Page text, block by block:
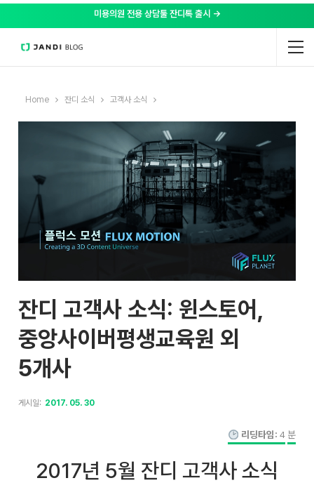
미용의원 전용 상담툴 잔디톡 출시 →
Home 잔디 소식 고객사 소식
잔디 고객사 소식: 윈스토어,
중앙사이버평생교육원 외
5개사
게시일: 2017. 05. 30
리딩타임: 4 분
2017년 5월 잔디 고객사 소식